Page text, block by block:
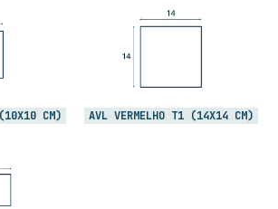
CM) AVL VERMELHO T1 (14X14 CM)